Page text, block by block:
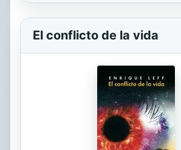
El conflicto de la vida